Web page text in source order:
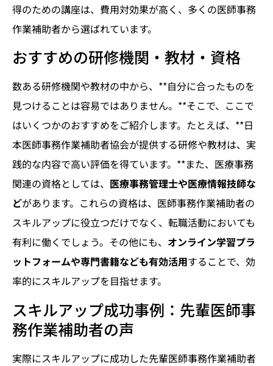
得のための講座は、費用対効果が高く、多くの医師事務
作業補助者から選ばれています。
おすすめの研修機関・教材・資格
数ある研修機関や教材の中から、**自分に合ったものを
見つけることは容易ではありません。**そこで、ここで
はいくつかのおすすめをご紹介します。たとえば、**日
本医師事務作業補助者協会が提供する研修や教材は、実
践的な内容で高い評価を得ています。**また、医療事務
関連の資格としては、 医療事務管理士や医療情報技師な
どがあります。これらの資格は、医師事務作業補助者の
スキルアップに役立つだけでなく、転職活動においても
有利に働くでしょう。その他にも、 オンライン学習プラ
ットフォームや専門書籍なども有効活用することで、効
率的にスキルアップを目指せます。
スキルアップ成功事例：先輩医師事
務作業補助者の声
実際にスキルアップに成功した先輩医師事務作業補助者